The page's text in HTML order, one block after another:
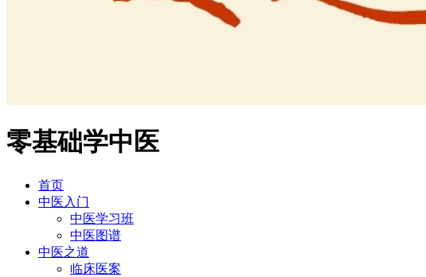
零基础学中医
首页
中医入门
中医学习班
中医图谱
中医之道
临床医案